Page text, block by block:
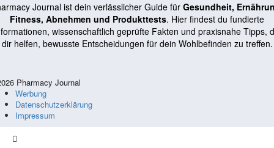
Journal ist dein verlässlicher Guide für Gesundheit,
Fitness, Abnehmen und Produkttests. Hier findest du fundierte
wissenschaftlich geprüfte Fakten und praxisnahe Tipps,
dir helfen, bewusste Entscheidungen für dein Wohlbefinden zu treffen.
Pharmacy Journal
Werbung
Datenschutzerklärung
Impressum